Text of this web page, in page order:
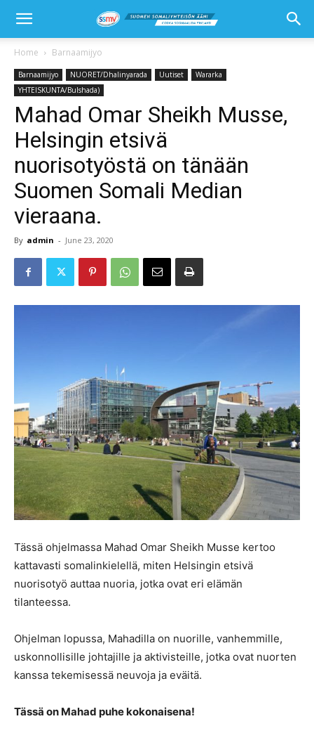
Home Barnaamijyo
Barnaamijyo NUORET/Dhalinyarada Uutiset
Wararka
YHTEISKUNTA/Bulshada)
Mahad Omar Sheikh Musse,
Helsingin etsivä
nuorisotyöstä on tänään
Suomen Somali Median
vieraana.
By admin - June 23, 2020
Tässä ohjelmassa Mahad Omar Sheikh Musse kertoo
kattavasti somalinkielellä, miten Helsingin etsivä
nuorisotyö auttaa nuoria, jotka ovat eri elämän
tilanteessa.
Ohjelman lopussa, Mahadilla on nuorille, vanhemmille,
uskonnollisille johtajille ja aktivisteille, jotka ovat nuorten
kanssa tekemisessä neuvoja ja eväitä.
Tässä on Mahad puhe kokonaisena!